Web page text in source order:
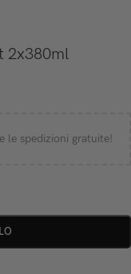
2x380ml
le spedizioni gratuite!